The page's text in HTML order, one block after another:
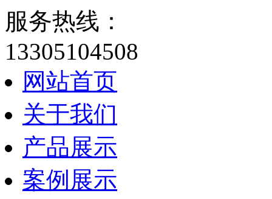
服务热线：
13305104508
网站首页
关于我们
产品展示
案例展示